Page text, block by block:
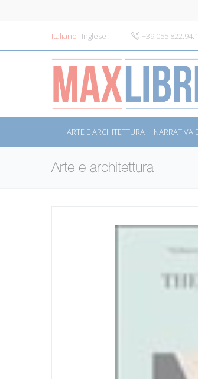
Italiano Inglese +39 055
ARTE E ARCHITETTURA NARRATIVA
Arte e architettura